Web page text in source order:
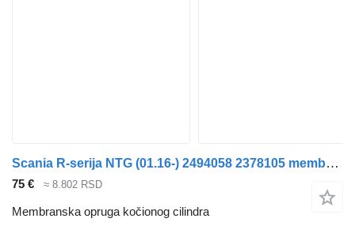
Scania R-seriјa NTG (01.16-) 2494058 2378105 membranska opruga kočionog cilindra za Scania R-Series NTG (01.16-) kamiona
75 € ≈ 8.802 RSD
Membranska opruga kočionog cilindra